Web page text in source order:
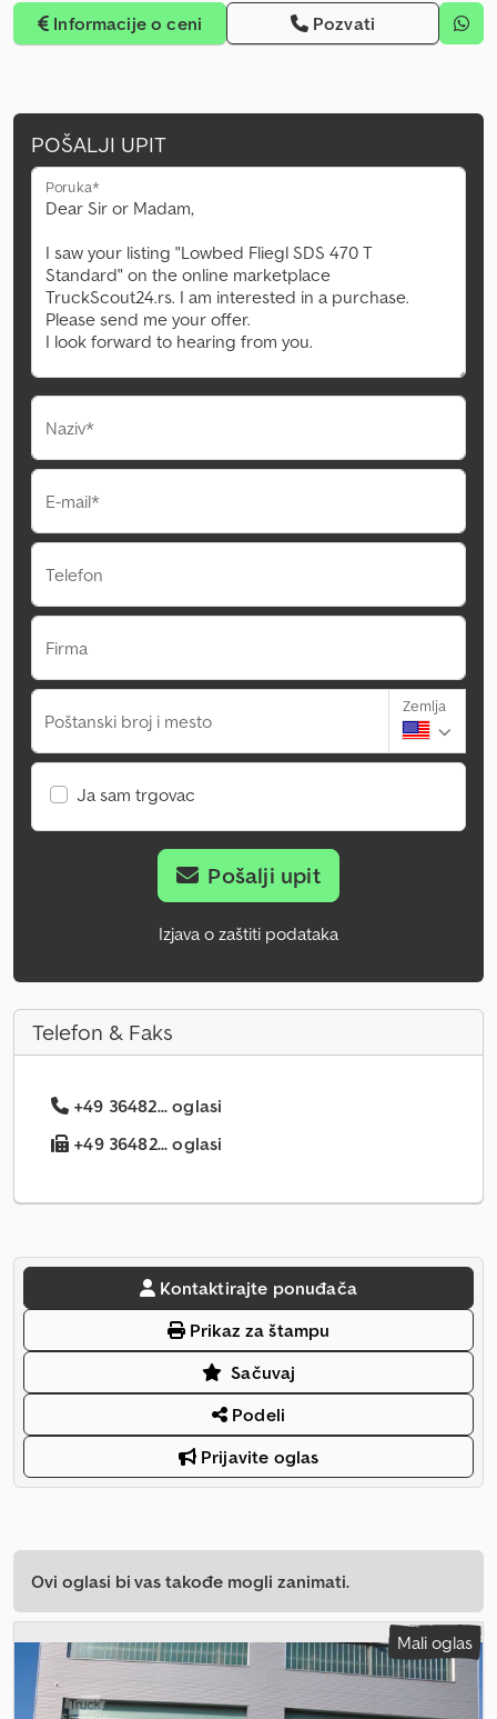
Informacije o ceni Pozvati
POŠALJI UPIT
Poruka*
Naziv*
E-mail*
Telefon
Firma
Poštanski broj i mesto
Zemlja
Ja sam trgovac
Pošalji upit
Izjava o zaštiti podataka
Telefon & Faks
+49 36482... oglasi
+49 36482... oglasi
Kontaktirajte ponuđača
Prikaz za štampu
Sačuvaj
Podeli
Prijavite oglas
Ovi oglasi bi vas takođe mogli zanimati.
Mali oglas